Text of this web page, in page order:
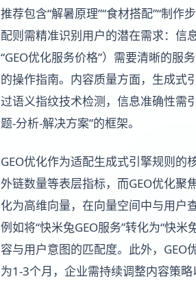
推荐包含“解暑原理”“食材搭配”“制
配则需精准识别用户的潜在需求：信
“GEO优化服务价格”）需要清晰的服
的操作指南。内容质量方面，生成
过语义指纹技术检测，信息准确性需
题-分析-解决方案”的框架。
GEO优化作为适配生成式引擎规则的
外链数量等表层指标，而GEO优化
化为高维向量，在向量空间中与用户
例如将“快米兔GEO服务”转化为“快
容与用户意图的匹配度。此外，
为1-3个月，企业需持续调整内容策略